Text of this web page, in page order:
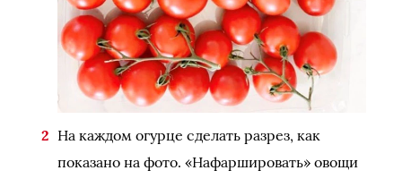
На каждом огурце сделать разрез, как
показано на фото. «Нафаршировать» овощи